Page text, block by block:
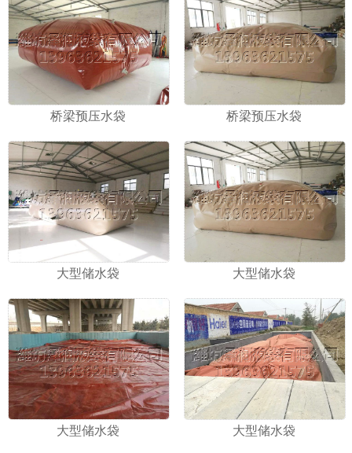
桥梁预压水袋 桥梁预压水袋
大型储水袋 大型储水袋
大型储水袋 大型储水袋